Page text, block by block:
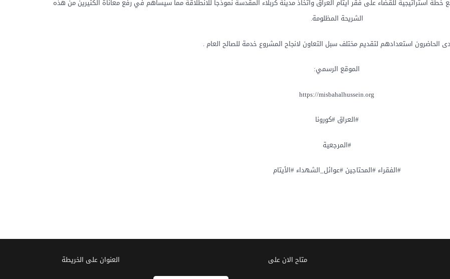
للقضاء على فقر ايتام العراق واتخاذ مدينة كربلاء المقدسة نموذجاً للانطلاقة مما سيساهم في رفع معاناة الكثيرين من هذه
الشريحة المظلومة.
الحاضرون استعدادهم لتقديم مختلف سبل التعاون لانجاح المشروع خدمة للصالح العام .
الموقع الرسمي:
#العراق #كورونا
#المرجعية
#الفقراء #المحتاجين #عوائل_الشهداء #الأيتام
متاح الان على العنوان علی الخریطة